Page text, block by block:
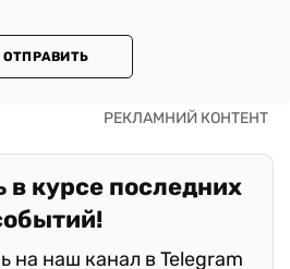
ОТПРАВИТЬ
в курсе последних
на наш канал в Telegram